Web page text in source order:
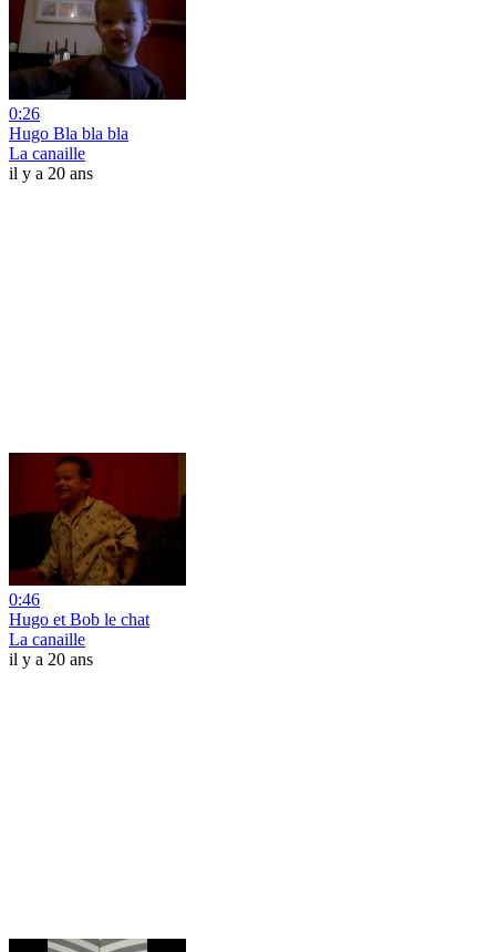
0:26
Hugo Bla bla bla
La canaille
il y a 20 ans
0:46
Hugo et Bob le chat
La canaille
il y a 20 ans